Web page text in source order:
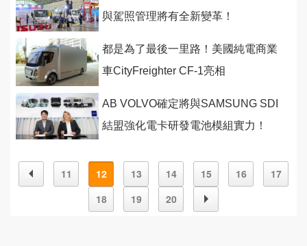
與駕照管理將有全新變革！
都是為了最後一里路！美國純電商業
車CityFreighter CF-1亮相
AB VOLVO確定將與SAMSUNG SDI
結盟強化電卡研發電池模組實力！
11 12 13 14 15 16
17
18
19 20